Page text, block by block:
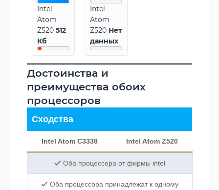
Intel
Atom
Z520 512
Кб
Intel
Atom
Z520 Нет
данных
Достоинства и
преимущества обоих
процессоров
Сходства
Intel Atom C3338 Intel Atom Z520
Оба процессора от фирмы intel
Оба процессора принадлежат к одному